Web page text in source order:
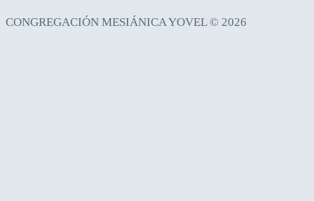
CONGREGACIÓN MESIÁNICA YOVEL © 2026